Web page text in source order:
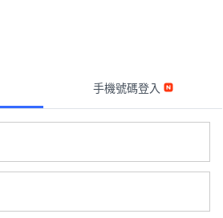
手機號碼登入